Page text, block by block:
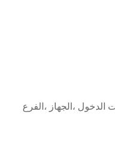
،الجهاز ،الفرع